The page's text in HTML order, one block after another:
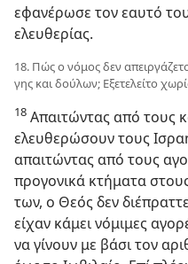
εφανέρωσε τον εαυτό
ελευθερίας.
18. Πώς ο νόμος δεν
γης και δούλων; Εξετελείτο
18 Απαιτώντας από τους
ελευθερώσουν τους
απαιτώντας από τους
προγονικά κτήματα
των, ο Θεός δεν
είχαν κάμει νόμιμες
να γίνουν με βάσι τον